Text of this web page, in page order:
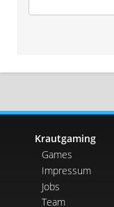
Krautgaming
Games
Impressum
Jobs
Team